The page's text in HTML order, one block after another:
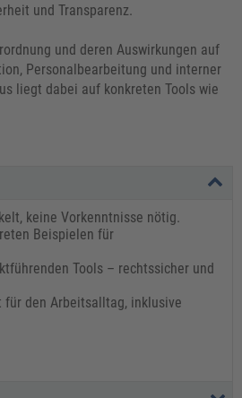
und Transparenz.
und deren Auswirkungen auf
Personalbearbeitung und interner
liegt dabei auf konkreten Tools wie
keine Vorkenntnisse nötig.
Beispielen für
Tools – rechtssicher und
für den Arbeitsalltag, inklusive